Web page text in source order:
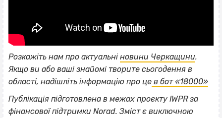
Розкажіть нам про актуальні новини Черкащини.
Якщо ви або ваші знайомі творите сьогодення в
області, надішліть інформацію про це в бот «18000»
Публікація підготовлена в межах проєкту IWPR за
фінансової підтримки Norad. Зміст є виключною